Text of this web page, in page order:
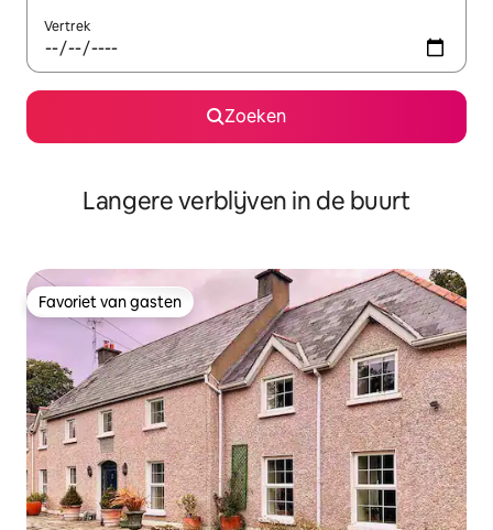
Vertrek
Zoeken
Langere verblijven in de buurt
Favoriet van gasten
Favoriet van gasten